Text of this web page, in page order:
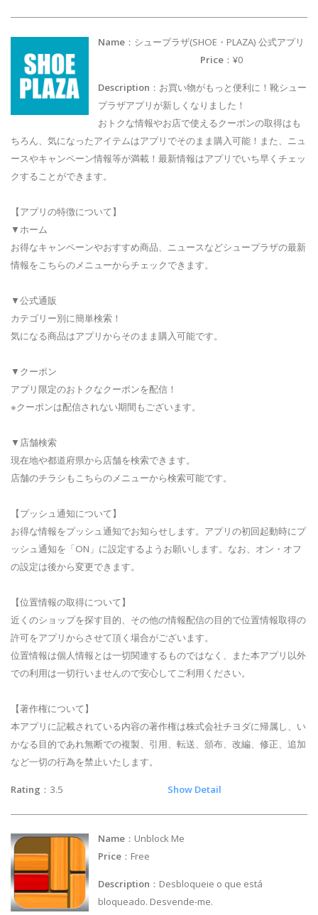
Name ：シュープラザ(SHOE・PLAZA) 公式アプリ
Price ：¥0
Description ：お買い物がもっと便利に！靴シュー
プラザアプリが新しくなりました！
おトクな情報やお店で使えるクーポンの取得はも
ちろん、気になったアイテムはアプリでそのまま購入可能！また、ニュ
ースやキャンペーン情報等が満載！最新情報はアプリでいち早くチェッ
クすることができます。
【アプリの特徴について】
▼ホーム
お得なキャンペーンやおすすめ商品、ニュースなどシュープラザの最新
情報をこちらのメニューからチェックできます。
▼公式通販
カテゴリー別に簡単検索！
気になる商品はアプリからそのまま購入可能です。
▼クーポン
アプリ限定のおトクなクーポンを配信！
※クーポンは配信されない期間もございます。
▼店舗検索
現在地や都道府県から店舗を検索できます。
店舗のチラシもこちらのメニューから検索可能です。
【プッシュ通知について】
お得な情報をプッシュ通知でお知らせします。アプリの初回起動時にプ
ッシュ通知を「ON」に設定するようお願いします。なお、オン・オフ
の設定は後から変更できます。
【位置情報の取得について】
近くのショップを探す目的、その他の情報配信の目的で位置情報取得の
許可をアプリからさせて頂く場合がございます。
位置情報は個人情報とは一切関連するものではなく、また本アプリ以外
での利用は一切行いませんので安心してご利用ください。
【著作権について】
本アプリに記載されている内容の著作権は株式会社チヨダに帰属し、い
かなる目的であれ無断での複製、引用、転送、頒布、改編、修正、追加
など一切の行為を禁止いたします。
Rating ：3.5 Show Detail
Name ：Unblock Me
Price ：Free
Description ：Desbloqueie o que está
bloqueado. Desvende-me.